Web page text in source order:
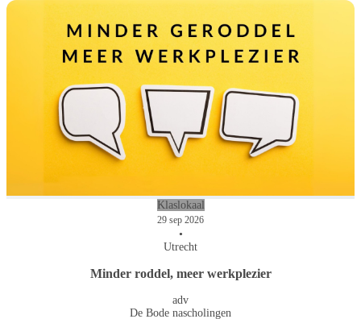
Klaslokaal
29 sep 2026
•
Utrecht
Minder roddel, meer werkplezier
adv
De Bode nascholingen